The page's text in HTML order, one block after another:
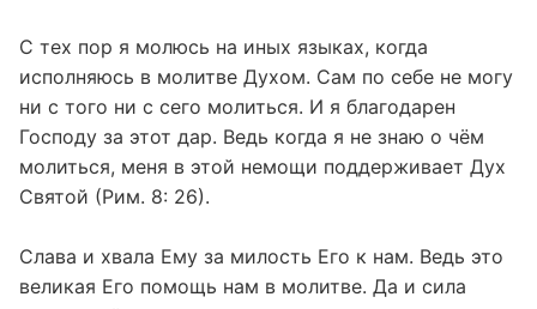
С тех пор я молюсь на иных языках, когда
исполняюсь в молитве Духом. Сам по себе не могу
ни с того ни с сего молиться. И я благодарен
Господу за этот дар. Ведь когда я не знаю о чём
молиться, меня в этой немощи поддерживает Дух
Святой (Рим. 8: 26).
Слава и хвала Ему за милость Его к нам. Ведь это
великая Его помощь нам в молитве. Да и сила